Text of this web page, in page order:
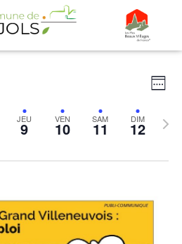
JEU
9 VEN
10 SAM
11 DIM
12